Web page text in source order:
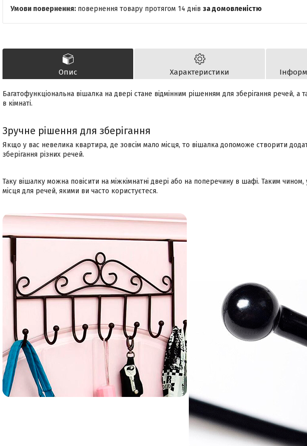
повернення товару протягом 14 днів за домовленістю
Опис Характеристики
Багатофункціональна вішалка на двері стане відмінним рішенням для зберігання речей, а
в кімнаті.
Зручне рішення для зберігання
Якщо у вас невелика квартира, де зовсім мало місця, то вішалка допоможе створити
зберігання різних речей.
Таку вішалку можна повісити на міжкімнатні двері або на поперечину в шафі. Таким чином,
місця для речей, якими ви часто користуєтеся.